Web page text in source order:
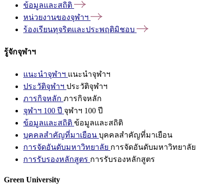
ข้อมูลและสถิติ
หน่วยงานของจุฬาฯ
ร้องเรียนทุจริตและประพฤติมิชอบ
รู้จักจุฬาฯ
แนะนำจุฬาฯ แนะนำจุฬาฯ
ประวัติจุฬาฯ ประวัติจุฬาฯ
ภารกิจหลัก ภารกิจหลัก
จุฬาฯ 100 ปี จุฬาฯ 100 ปี
ข้อมูลและสถิติ ข้อมูลและสถิติ
บุคคลสำคัญที่มาเยือน บุคคลสำคัญที่มาเยือน
การจัดอันดับมหาวิทยาลัย การจัดอันดับมหาวิทยาลัย
การรับรองหลักสูตร การรับรองหลักสูตร
Green University